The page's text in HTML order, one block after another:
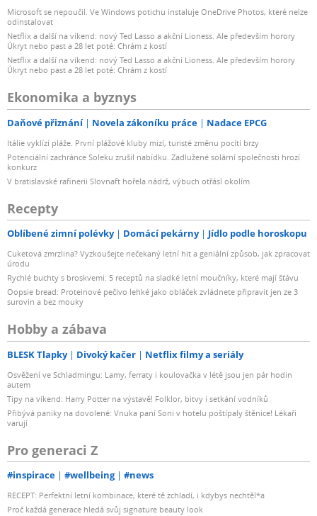
Microsoft se nepoučil. Ve Windows potichu instaluje OneDrive Photos, které nelze
odinstalovat
Netflix a další na víkend: nový Ted Lasso a akční Lioness. Ale především horory
Úkryt nebo past a 28 let poté: Chrám z kostí
Netflix a další na víkend: nový Ted Lasso a akční Lioness. Ale především horory
Úkryt nebo past a 28 let poté: Chrám z kostí
Ekonomika a byznys
Daňové přiznání Novela zákoníku práce Nadace EPCG
Itálie vyklízí pláže. První plážové kluby mizí, turisté změnu pocítí brzy
Potenciální zachránce Soleku zrušil nabídku. Zadlužené solární společnosti hrozí
konkurz
V bratislavské rafinerii Slovnaft hořela nádrž, výbuch otřásl okolím
Recepty
Oblíbené zimní polévky Domácí pekárny Jídlo podle horoskopu
Cuketová zmrzlina? Vyzkoušejte nečekaný letní hit a geniální způsob, jak zpracovat
úrodu
Rychlé buchty s broskvemi: 5 receptů na sladké letní moučníky, které mají šťávu
Oopsie bread: Proteinové pečivo lehké jako obláček zvládnete připravit jen ze 3
surovin a bez mouky
Hobby a zábava
BLESK Tlapky Divoký kačer Netflix filmy a seriály
Osvěžení ve Schladmingu: Lamy, ferraty i koulovačka v létě jsou jen pár hodin
autem
Tipy na víkend: Harry Potter na výstavě! Folklor, bitvy i setkání vodníků
Přibývá paniky na dovolené: Vnuka paní Soni v hotelu poštípaly štěnice! Lékaři
varují
Pro generaci Z
#inspirace #wellbeing #news
RECEPT: Perfektní letní kombinace, které tě zchladí, i kdybys nechtěl*a
Proč každá generace hledá svůj signature beauty look